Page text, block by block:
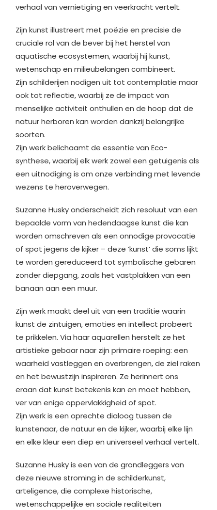
verhaal van vernietiging en veerkracht vertelt.
Zijn kunst illustreert met poëzie en precisie de
cruciale rol van de bever bij het herstel van
aquatische ecosystemen, waarbij hij kunst,
wetenschap en milieubelangen combineert.
Zijn schilderijen nodigen uit tot contemplatie maar
ook tot reflectie, waarbij ze de impact van
menselijke activiteit onthullen en de hoop dat de
natuur herboren kan worden dankzij belangrijke
soorten.
Zijn werk belichaamt de essentie van Eco-
synthese, waarbij elk werk zowel een getuigenis als
een uitnodiging is om onze verbinding met levende
wezens te heroverwegen.
Suzanne Husky onderscheidt zich resoluut van een
bepaalde vorm van hedendaagse kunst die kan
worden omschreven als een onnodige provocatie
of spot jegens de kijker – deze ‘kunst’ die soms lijkt
te worden gereduceerd tot symbolische gebaren
zonder diepgang, zoals het vastplakken van een
banaan aan een muur.
Zijn werk maakt deel uit van een traditie waarin
kunst de zintuigen, emoties en intellect probeert
te prikkelen. Via haar aquarellen herstelt ze het
artistieke gebaar naar zijn primaire roeping: een
waarheid vastleggen en overbrengen, de ziel raken
en het bewustzijn inspireren. Ze herinnert ons
eraan dat kunst betekenis kan en moet hebben,
ver van enige oppervlakkigheid of spot.
Zijn werk is een oprechte dialoog tussen de
kunstenaar, de natuur en de kijker, waarbij elke lijn
en elke kleur een diep en universeel verhaal vertelt.
Suzanne Husky is een van de grondleggers van
deze nieuwe stroming in de schilderkunst,
arteligence, die complexe historische,
wetenschappelijke en sociale realiteiten